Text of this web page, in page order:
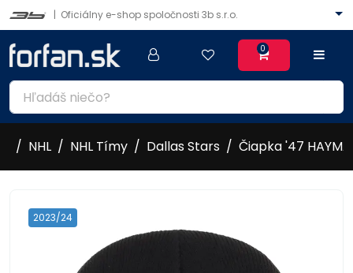
| Oficiálny e-shop spoločnosti 3b s.r.o.
0
NHL NHL Tímy Dallas Stars Čiapka '47
2023/24